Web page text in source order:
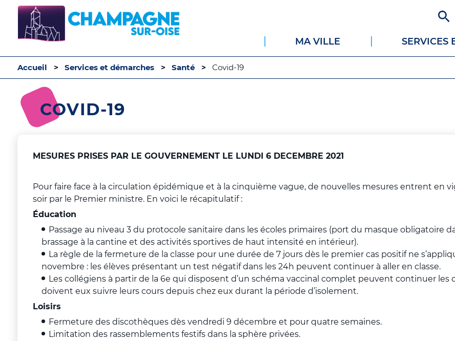
principal
MA VILLE SERVICES
Accueil Services et démarches Santé Covid-19
COVID-19
MESURES PRISES PAR LE GOUVERNEMENT LE LUNDI 6 DECEMBRE 2021
Pour faire face à la circulation épidémique et à la cinquième vague, de nouvelles mesures entrent en
soir par le Premier ministre. En voici le récapitulatif :
Éducation
Passage au niveau 3 du protocole sanitaire dans les écoles primaires (port du masque obligatoire
brassage à la cantine et des activités sportives de haut intensité en intérieur).
La règle de la fermeture de la classe pour une durée de 7 jours dès le premier cas positif ne
novembre : les élèves présentant un test négatif dans les 24h peuvent continuer à aller en classe.
Les collégiens à partir de la 6e qui disposent d’un schéma vaccinal complet peuvent continuer les
doivent eux suivre leurs cours depuis chez eux durant la période d’isolement.
Loisirs
Fermeture des discothèques dès vendredi 9 décembre et pour quatre semaines.
Limitation des rassemblements festifs dans la sphère privées.